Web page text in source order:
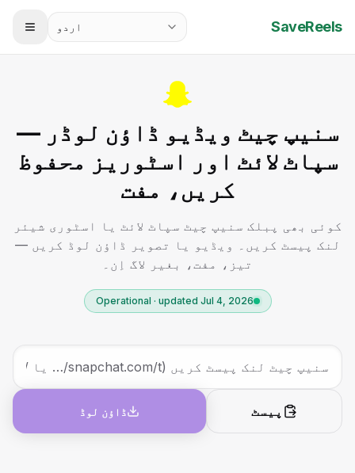
SaveReels اردو
سنیپ چیٹ ویڈیو ڈاؤن لوڈر —
سپاٹ لائٹ اور اسٹوریز محفوظ
کریں، مفت
کوئی بھی پبلک سنیپ چیٹ سپاٹ لائٹ یا اسٹوری شیئر
لنک پیسٹ کریں۔ ویڈیو یا تصویر ڈاؤن لوڈ کریں —
تیز، مفت، بغیر لاگ اِن۔
Operational · updated Jul 4, 2026
پیسٹ ڈاؤن لوڈ